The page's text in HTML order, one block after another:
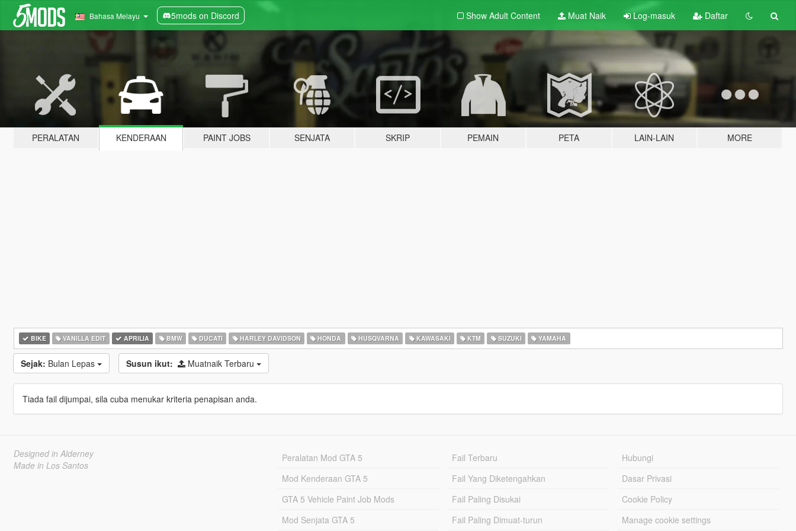
Bahasa Melayu 5mods on Discord Show Adult Content Muat Naik Log-masuk Daftar
PERALATAN KENDERAAN PAINT JOBS SENJATA SKRIP PEMAIN PETA LAIN-LAIN MORE
BIKE VANILLA EDIT APRILIA BMW DUCATI HARLEY DAVIDSON HONDA HUSQVARNA KAWASAKI KTM SUZUKI YAMAHA
Sejak: Bulan Lepas Susun ikut: Muatnaik Terbaru
Tiada fail dijumpai, sila cuba menukar kriteria penapisan anda.
Designed in Alderney
Made in Los Santos
Peralatan Mod GTA 5
Mod Kenderaan GTA 5
GTA 5 Vehicle Paint Job Mods
Mod Senjata GTA 5
Fail Terbaru
Fail Yang Diketengahkan
Fail Paling Disukai
Fail Paling Dimuat-turun
Hubungi
Dasar Privasi
Cookie Policy
Manage cookie settings